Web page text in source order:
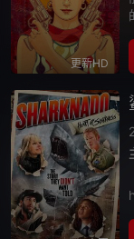
更新HD